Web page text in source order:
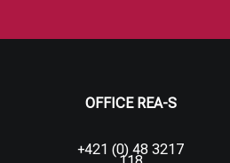
OFFICE REA-S
+421 (0) 48 3217